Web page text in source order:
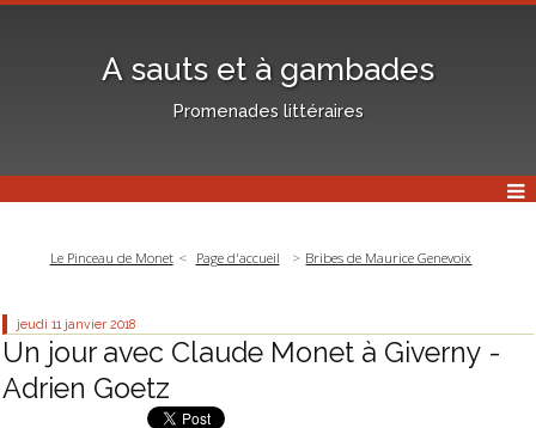
A sauts et à gambades
Promenades littéraires
Le Pinceau de Monet Page d'accueil Bribes de Maurice Genevoix
jeudi 11 janvier 2018
Un jour avec Claude Monet à Giverny -
Adrien Goetz